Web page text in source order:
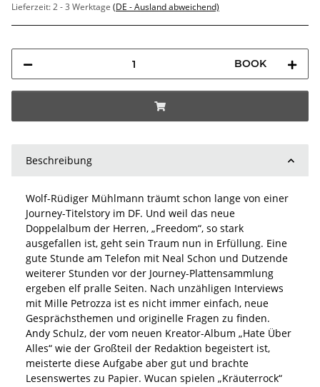
Lieferzeit:2 - 3 Werktage (DE - Ausland abweichend)
BOOK
Beschreibung
Wolf-Rüdiger Mühlmann träumt schon lange von einer
Journey-Titelstory im DF. Und weil das neue
Doppelalbum der Herren, „Freedom“, so stark
ausgefallen ist, geht sein Traum nun in Erfüllung. Eine
gute Stunde am Telefon mit Neal Schon und Dutzende
weiterer Stunden vor der Journey-Plattensammlung
ergeben elf pralle Seiten. Nach unzähligen Interviews
mit Mille Petrozza ist es nicht immer einfach, neue
Gesprächsthemen und originelle Fragen zu finden.
Andy Schulz, der vom neuen Kreator-Album „Hate Über
Alles“ wie der Großteil der Redaktion begeistert ist,
meisterte diese Aufgabe aber gut und brachte
Lesenswertes zu Papier. Wucan spielen „Kräuterrock“